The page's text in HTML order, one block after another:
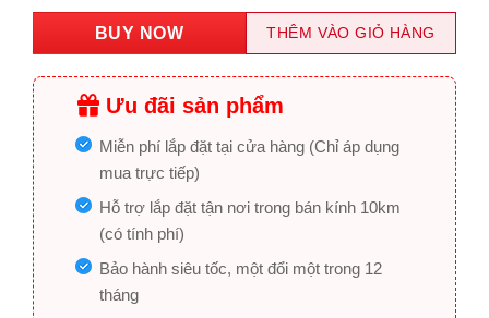
THÊM VÀO GIỎ HÀNG
BUY NOW
Ưu đãi sản phẩm
Miễn phí lắp đặt tại cửa hàng (Chỉ áp dụng
mua trực tiếp)
Hỗ trợ lắp đặt tận nơi trong bán kính 10km
(có tính phí)
Bảo hành siêu tốc, một đổi một trong 12
tháng